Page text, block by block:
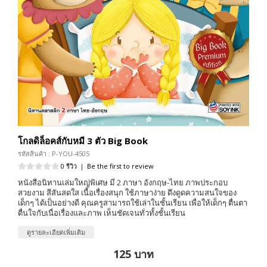
โกลดิล็อคส์กับหมี 3 ตัว Big Book
รหัสสินค้า : P-YOU-4505
0 รีวิว | Be the first to review
หนังสือนิทานเล่มใหญ่พิเศษ มี 2 ภาษา อังกฤษ-ไทย ภาพประกอบ
สวยงาม สีสันสดใส เนื้อเรื่องสนุก ใช้ภาษาง่าย ดึงดูดความสนใจของ
เด็กๆ ได้เป็นอย่างดี คุณครูสามารถใช้เล่าในชั้นเรียน เพื่อให้เด็กๆ ตื่นตา
ตื่นใจกับเนื่อเรื่องและภาพ เห็นชัดเจนทั่วทั้งชั้นเรียน
ดูรายละเอียดเพิ่มเติม
125 บาท